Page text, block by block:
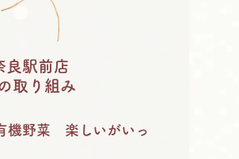
良駅前店
取り組み
機野菜 楽しいがいっ